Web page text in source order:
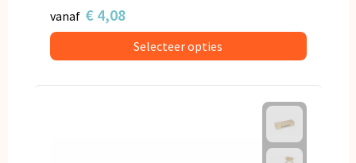
vanaf € 4,08
Selecteer opties